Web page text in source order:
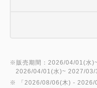
※販売期間：2026/04/01(水
2026/04/01(水)~ 2027/03/
※ 「 2026/08/06(木) - 2026/